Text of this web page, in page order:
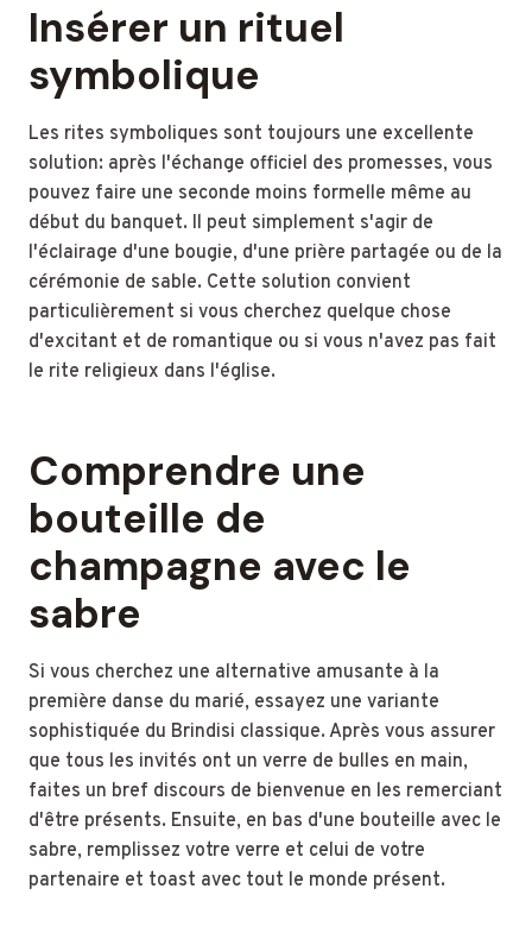
Insérer un rituel
symbolique
Les rites symboliques sont toujours une excellente
solution: après l'échange officiel des promesses, vous
pouvez faire une seconde moins formelle même au
début du banquet. Il peut simplement s'agir de
l'éclairage d'une bougie, d'une prière partagée ou de la
cérémonie de sable. Cette solution convient
particulièrement si vous cherchez quelque chose
d'excitant et de romantique ou si vous n'avez pas fait
le rite religieux dans l'église.
Comprendre une
bouteille de
champagne avec le
sabre
Si vous cherchez une alternative amusante à la
première danse du marié, essayez une variante
sophistiquée du Brindisi classique. Après vous assurer
que tous les invités ont un verre de bulles en main,
faites un bref discours de bienvenue en les remerciant
d'être présents. Ensuite, en bas d'une bouteille avec le
sabre, remplissez votre verre et celui de votre
partenaire et toast avec tout le monde présent.